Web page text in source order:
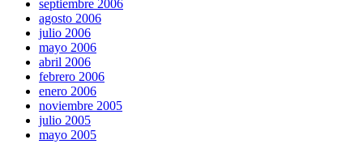
septiembre 2006
agosto 2006
julio 2006
mayo 2006
abril 2006
febrero 2006
enero 2006
noviembre 2005
julio 2005
mayo 2005